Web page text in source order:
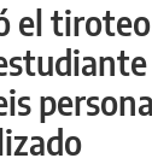
el